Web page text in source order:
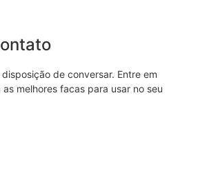
de conversar. Entre em
melhores facas para usar no seu